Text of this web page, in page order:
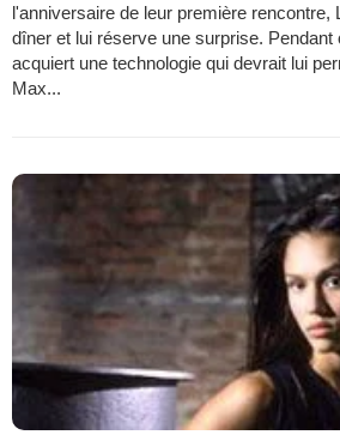
l'anniversaire de leur première rencontre,
dîner et lui réserve une surprise.
acquiert une technologie qui devrait lui
Max...